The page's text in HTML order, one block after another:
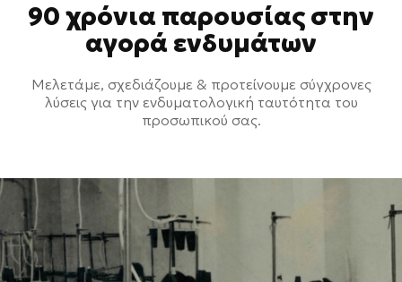
90 χρόνια παρουσίας στην
αγορά ενδυμάτων
Μελετάμε, σχεδιάζουμε & προτείνουμε σύγχρονες
λύσεις για την ενδυματολογική ταυτότητα του
προσωπικού σας.